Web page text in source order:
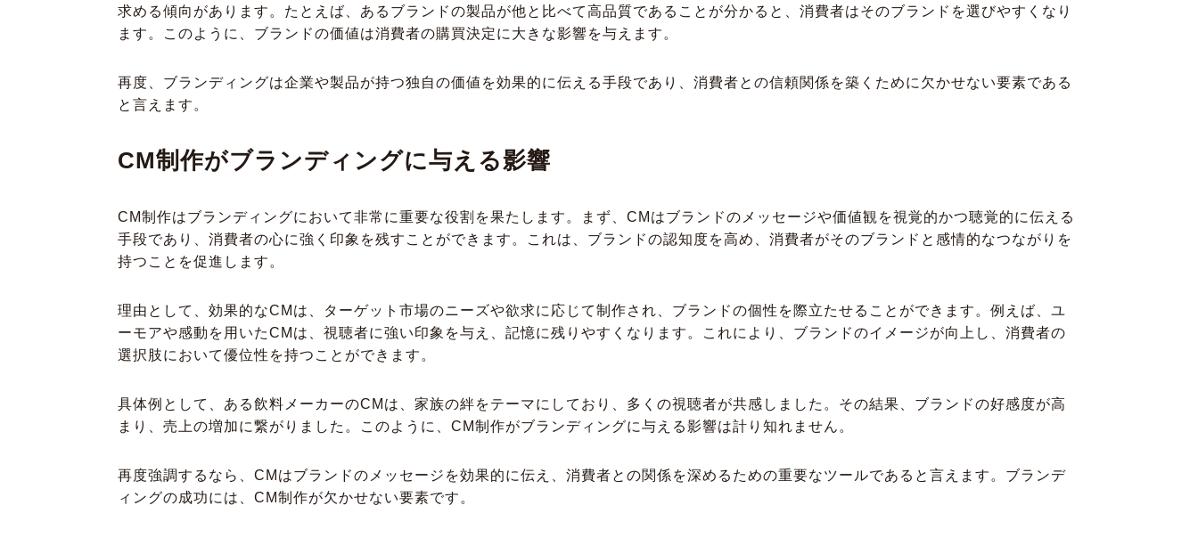
求める傾向があります。たとえば、あるブランドの製品が他と比べて高品質であることが分かると、消費者はそのブランドを選びやすくなり
ます。このように、ブランドの価値は消費者の購買決定に大きな影響を与えます。
再度、ブランディングは企業や製品が持つ独自の価値を効果的に伝える手段であり、消費者との信頼関係を築くために欠かせない要素である
と言えます。
CM制作がブランディングに与える影響
CM制作はブランディングにおいて非常に重要な役割を果たします。まず、CMはブランドのメッセージや価値観を視覚的かつ聴覚的に伝える
手段であり、消費者の心に強く印象を残すことができます。これは、ブランドの認知度を高め、消費者がそのブランドと感情的なつながりを
持つことを促進します。
理由として、効果的なCMは、ターゲット市場のニーズや欲求に応じて制作され、ブランドの個性を際立たせることができます。例えば、ユ
ーモアや感動を用いたCMは、視聴者に強い印象を与え、記憶に残りやすくなります。これにより、ブランドのイメージが向上し、消費者の
選択肢において優位性を持つことができます。
具体例として、ある飲料メーカーのCMは、家族の絆をテーマにしており、多くの視聴者が共感しました。その結果、ブランドの好感度が高
まり、売上の増加に繋がりました。このように、CM制作がブランディングに与える影響は計り知れません。
再度強調するなら、CMはブランドのメッセージを効果的に伝え、消費者との関係を深めるための重要なツールであると言えます。ブランデ
ィングの成功には、CM制作が欠かせない要素です。